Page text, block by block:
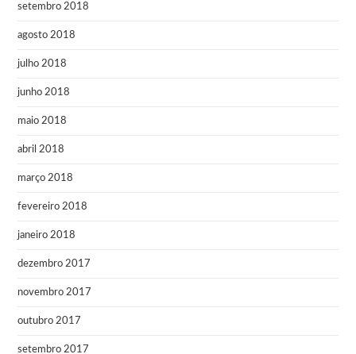
setembro 2018
agosto 2018
julho 2018
junho 2018
maio 2018
abril 2018
março 2018
fevereiro 2018
janeiro 2018
dezembro 2017
novembro 2017
outubro 2017
setembro 2017